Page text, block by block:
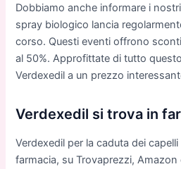
Dobbiamo anche informare i
spray biologico lancia
corso. Questi eventi offrono
al 50%. Approfittate di tutto
Verdexedil a un prezzo
Verdexedil si trova in
Verdexedil per la caduta dei
farmacia, su Trovaprezzi, Amazon